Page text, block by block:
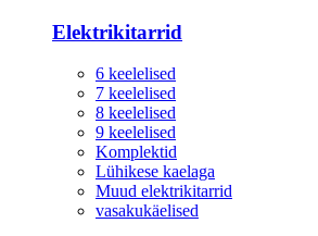
Elektrikitarrid
6 keelelised
7 keelelised
8 keelelised
9 keelelised
Komplektid
Lühikese kaelaga
Muud elektrikitarrid
vasakukäelised